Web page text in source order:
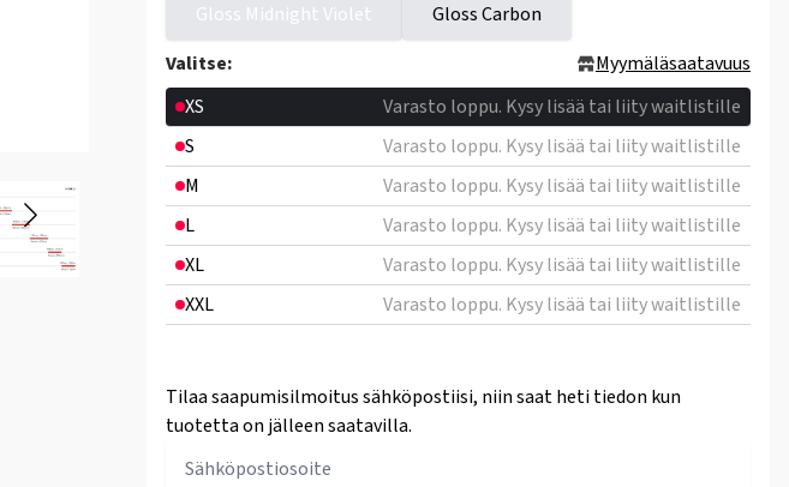
Gloss Midnight Violet
Gloss Carbon
Valitse:
Myymäläsaatavuus
XS
Varasto loppu. Kysy lisää tai liity waitlistille
S
Varasto loppu. Kysy lisää tai liity waitlistille
M
Varasto loppu. Kysy lisää tai liity waitlistille
L
Varasto loppu. Kysy lisää tai liity waitlistille
XL
Varasto loppu. Kysy lisää tai liity waitlistille
XXL
Varasto loppu. Kysy lisää tai liity waitlistille
Tilaa saapumisilmoitus sähköpostiisi, niin saat heti tiedon kun
tuotetta on jälleen saatavilla.